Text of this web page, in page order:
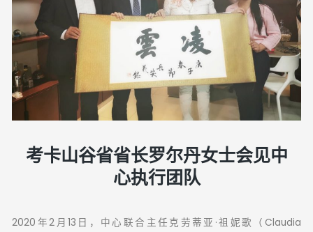
考卡山谷省省长罗尔丹女士会见中
心执行团队
2020年2月13日，中心联合主任克劳蒂亚·祖妮歌（Claudia